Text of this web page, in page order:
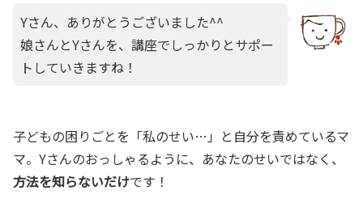
Yさん、ありがとうございました^^
娘さんとYさんを、講座でしっかりとサポー
トしていきますね！
子どもの困りごとを「私のせい…」と自分を責めているマ
マ。Yさんのおっしゃるように、あなたのせいではなく、
方法を知らないだけです！